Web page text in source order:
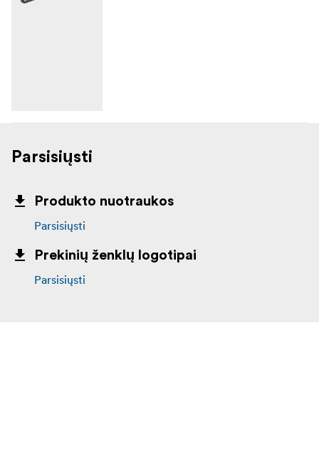
Parsisiųsti
Produkto nuotraukos
Parsisiųsti
Prekinių ženklų logotipai
Parsisiųsti